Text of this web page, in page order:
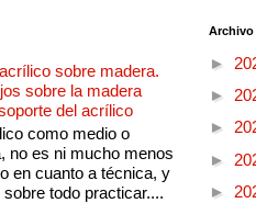
sobre madera.
sobre la madera
del acrílico
como medio o
no es ni mucho menos
en cuanto a técnica, y
todo practicar....
►
►
►
►
►